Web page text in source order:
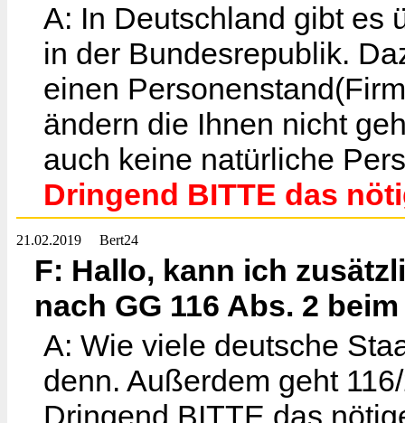
A: In Deutschland gibt es
in der Bundesrepublik.
einen
ändern die Ihnen nicht
auch keine natürliche
Dringend BITTE das
21.02.2019 Bert24
F: Hallo, kann ich
nach GG 116 Abs. 2
A: Wie viele deutsche
denn. Außerdem geht
Dringend BITTE das